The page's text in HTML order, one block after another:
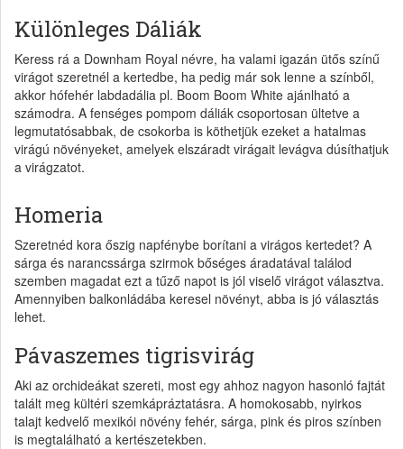
Különleges Dáliák
Keress rá a Downham Royal névre, ha valami igazán ütős színű
virágot szeretnél a kertedbe, ha pedig már sok lenne a színből,
akkor hófehér labdadália pl. Boom Boom White ajánlható a
számodra. A fenséges pompom dáliák csoportosan ültetve a
legmutatósabbak, de csokorba is köthetjük ezeket a hatalmas
virágú növényeket, amelyek elszáradt virágait levágva dúsíthatjuk
a virágzatot.
Homeria
Szeretnéd kora őszig napfénybe borítani a virágos kertedet? A
sárga és narancssárga szirmok bőséges áradatával találod
szemben magadat ezt a tűző napot is jól viselő virágot választva.
Amennyiben balkonládába keresel növényt, abba is jó választás
lehet.
Pávaszemes tigrisvirág
Aki az orchideákat szereti, most egy ahhoz nagyon hasonló fajtát
talált meg kültéri szemkápráztatásra. A homokosabb, nyirkos
talajt kedvelő mexikói növény fehér, sárga, pink és piros színben
is megtalálható a kertészetekben.